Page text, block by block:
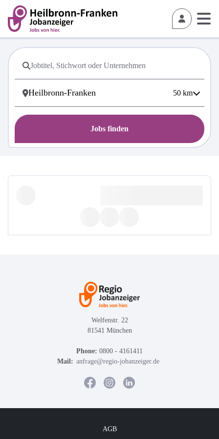
50 km
Jobs finden
Welfenstr. 22
81541 München
Phone: 0800 - 4161411
Mail: anfrage@regio-jobanzeiger.de
AGB